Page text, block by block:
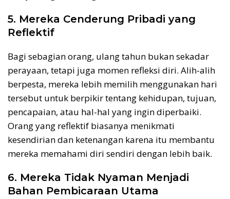
5. Mereka Cenderung Pribadi yang
Reflektif
Bagi sebagian orang, ulang tahun bukan sekadar
perayaan, tetapi juga momen refleksi diri. Alih-alih
berpesta, mereka lebih memilih menggunakan hari
tersebut untuk berpikir tentang kehidupan, tujuan,
pencapaian, atau hal-hal yang ingin diperbaiki.
Orang yang reflektif biasanya menikmati
kesendirian dan ketenangan karena itu membantu
mereka memahami diri sendiri dengan lebih baik.
6. Mereka Tidak Nyaman Menjadi
Bahan Pembicaraan Utama